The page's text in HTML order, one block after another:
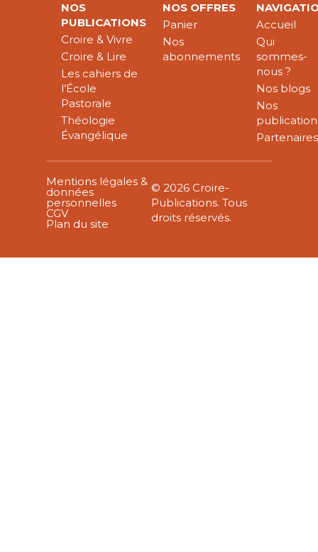
NOS
PUBLICATIONS
Croire & Vivre
Croire & Lire
Les cahiers de
l’École
Pastorale
Théologie
Évangélique
NOS OFFRES
Panier
Nos
abonnements
Accueil
Qui
sommes-
nous ?
Nos blogs
Nos
Partenaires
Mentions légales &
données
personnelles
CGV
Plan du site
© 2026 Croire-
Publications. Tous
droits réservés.